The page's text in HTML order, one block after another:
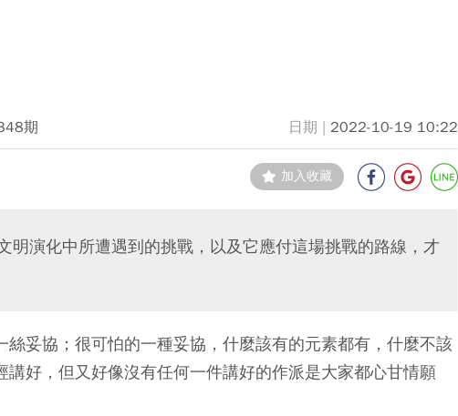
期 2022-10-19 10:22
加入收藏
明演化中所遭遇到的挑戰，以及它應付這場挑戰的路線，才
絲妥協；很可怕的一種妥協，什麼該有的元素都有，什麼不該
好，但又好像沒有任何一件講好的作派是大家都心甘情願